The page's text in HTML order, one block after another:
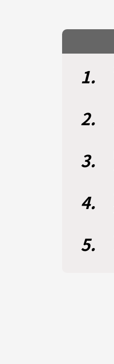
1.
2.
3.
4.
5.